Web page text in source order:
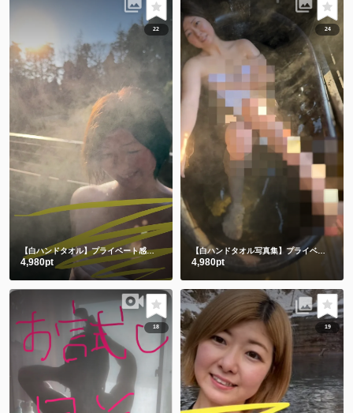
22
【白ハンドタオル】プライベート感満載の貸切露天風呂で撮影したよ🫣💕後編
4,980pt
24
4,980pt
18 19